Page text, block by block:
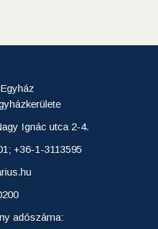
Ignác utca 2-4.
+36-1-3113595
adószáma: